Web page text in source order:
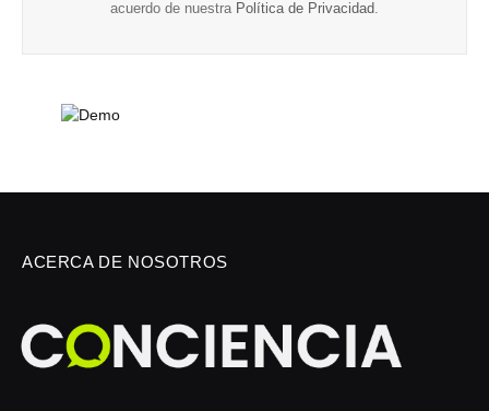
acuerdo de nuestra Política de Privacidad.
ACERCA DE NOSOTROS